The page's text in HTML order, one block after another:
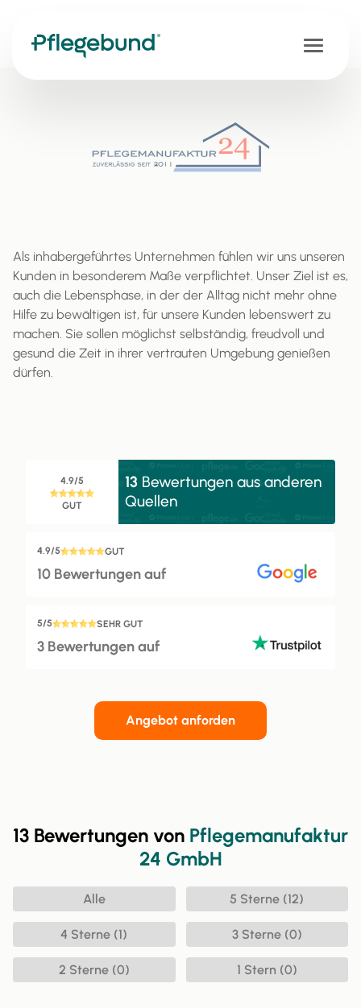
13 Bewertungen von Pflegemanufaktur
24 GmbH
Alle 5 Sterne (12)
4 Sterne (1) 3 Sterne (0)
2 Sterne (0) 1 Stern (0)
Als inhabergeführtes Unternehmen fühlen wir uns unseren
Kunden in besonderem Maße verpflichtet. Unser Ziel ist es,
auch die Lebensphase, in der der Alltag nicht mehr ohne
Hilfe zu bewältigen ist, für unsere Kunden lebenswert zu
machen. Sie sollen möglichst selbständig, freudvoll und
gesund die Zeit in ihrer vertrauten Umgebung genießen
dürfen.
4.9/5
GUT
13 Bewertungen aus anderen
Quellen
4.9/5 GUT
10 Bewertungen auf
5/5 SEHR GUT
3 Bewertungen auf
Angebot anforden